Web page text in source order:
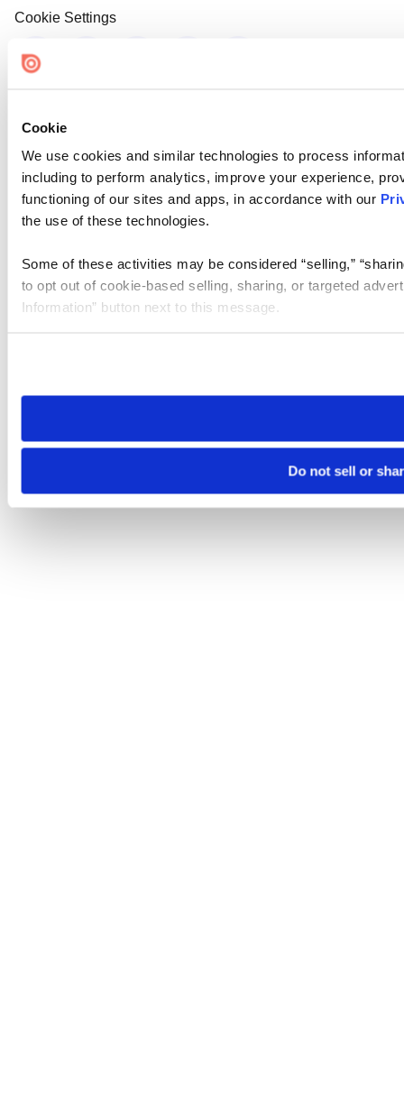
Cookie
We use cookies and similar technologies to process
including to perform analytics, improve your experience,
functioning of our sites and apps, in accordance with our
the use of these technologies.
Some of these activities may be considered “selling,”
to opt out of cookie-based selling, sharing, or targeted
Information” button next to this message.
need to be set again.
Do not sell or
Cookie Settings